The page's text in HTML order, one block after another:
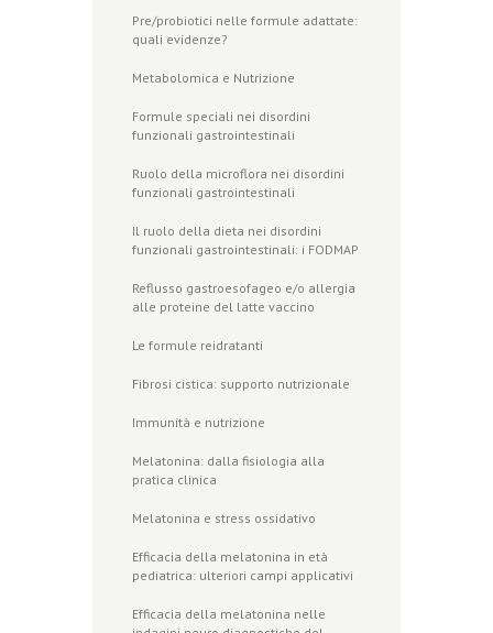
Pre/probiotici nelle formule adattate:
quali evidenze?
Metabolomica e Nutrizione
Formule speciali nei disordini
funzionali gastrointestinali
Ruolo della microflora nei disordini
funzionali gastrointestinali
Il ruolo della dieta nei disordini
funzionali gastrointestinali: i FODMAP
Reflusso gastroesofageo e/o allergia
alle proteine del latte vaccino
Le formule reidratanti
Fibrosi cistica: supporto nutrizionale
Immunità e nutrizione
Melatonina: dalla fisiologia alla
pratica clinica
Melatonina e stress ossidativo
Efficacia della melatonina in età
pediatrica: ulteriori campi applicativi
Efficacia della melatonina nelle